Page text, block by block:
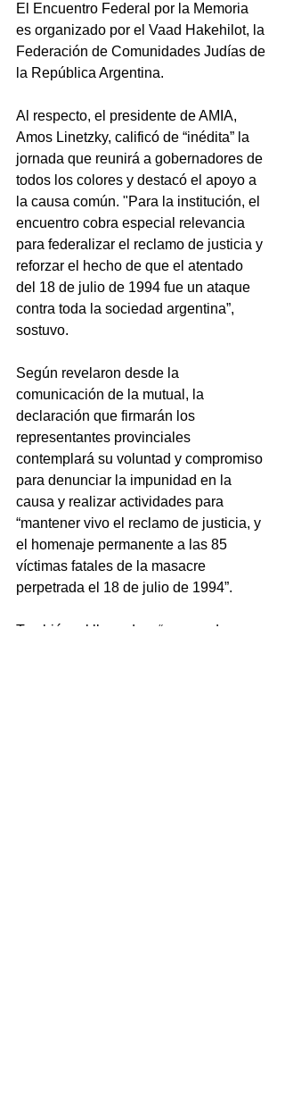
El Encuentro Federal por la Memoria
es organizado por el Vaad Hakehilot, la
Federación de Comunidades Judías de
la República Argentina.
Al respecto, el presidente de AMIA,
Amos Linetzky, calificó de “inédita” la
jornada que reunirá a gobernadores de
todos los colores y destacó el apoyo a
la causa común. "Para la institución, el
encuentro cobra especial relevancia
para federalizar el reclamo de justicia y
reforzar el hecho de que el atentado
del 18 de julio de 1994 fue un ataque
contra toda la sociedad argentina”,
sostuvo.
Según revelaron desde la
comunicación de la mutual, la
declaración que firmarán los
representantes provinciales
contemplará su voluntad y compromiso
para denunciar la impunidad en la
causa y realizar actividades para
“mantener vivo el reclamo de justicia, y
el homenaje permanente a las 85
víctimas fatales de la masacre
perpetrada el 18 de julio de 1994”.
También, el llamado a “emprender